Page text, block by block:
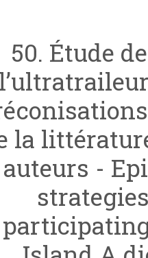
50. Étude
la
auteurs -